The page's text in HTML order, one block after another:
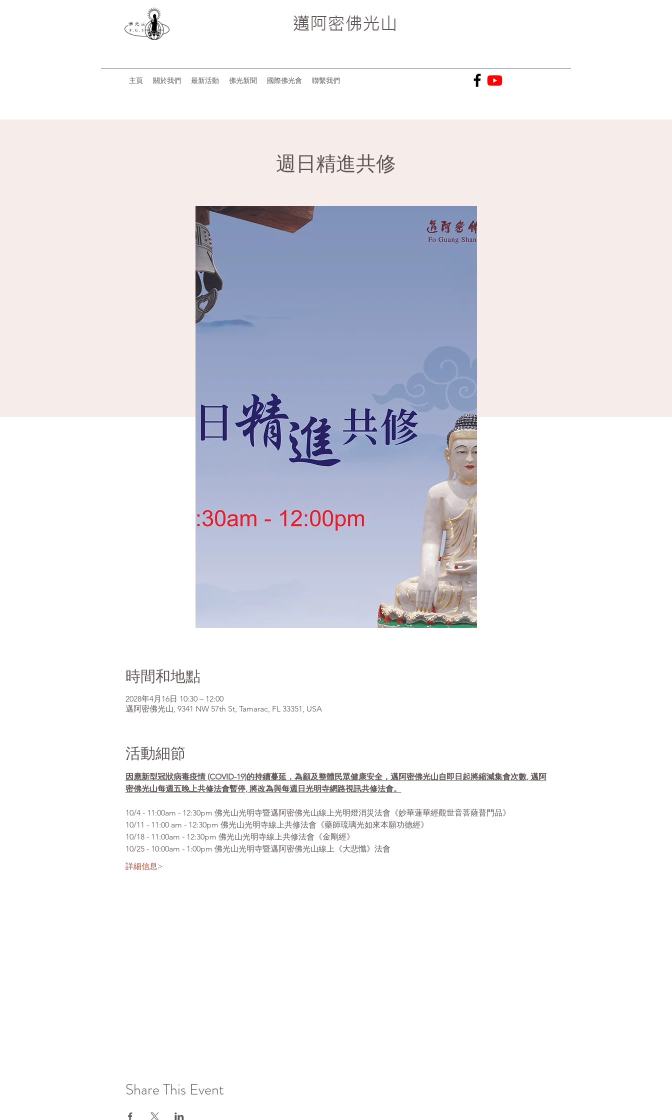
邁阿密佛光山
主頁 關於我們 最新活動 佛光新聞 國際佛光會 聯繫我們
週日精進共修
時間和地點
2028年4月16日 10:30 – 12:00
邁阿密佛光山, 9341 NW 57th St, Tamarac, FL 33351, USA
活動細節
因應新型冠狀病毒疫情 (COVID-19)的持續蔓延，為顧及整體民眾健康安全，邁阿密佛光山自即日起將縮減集會次數, 邁阿
密佛光山每週五晚上共修法會暫停, 將改為與每週日光明寺網路視訊共修法會。
10/4 - 11:00am - 12:30pm 佛光山光明寺暨邁阿密佛光山線上光明燈消災法會《妙華蓮華經觀世音菩薩普門品》
10/11 - 11:00 am - 12:30pm 佛光山光明寺線上共修法會《藥師琉璃光如來本願功德經》
10/18 - 11:00am - 12:30pm 佛光山光明寺線上共修法會《金剛經》
10/25 - 10:00am - 1:00pm 佛光山光明寺暨邁阿密佛光山線上《大悲懺》法會
詳細信息>
Share This Event